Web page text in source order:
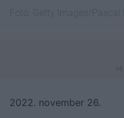
2022. november 26.